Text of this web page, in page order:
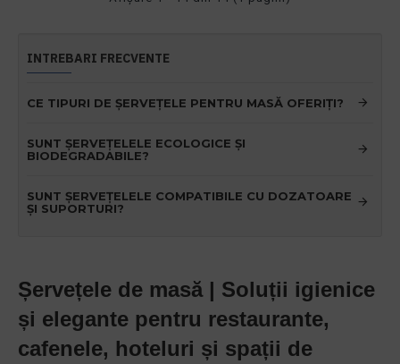
INTREBARI FRECVENTE
CE TIPURI DE ȘERVEȚELE PENTRU MASĂ OFERIȚI?
SUNT ȘERVEȚELELE ECOLOGICE ȘI
BIODEGRADABILE?
SUNT ȘERVEȚELELE COMPATIBILE CU DOZATOARE
ȘI SUPORTURI?
Șervețele de masă | Soluții igienice
și elegante pentru restaurante,
cafenele, hoteluri și spații de